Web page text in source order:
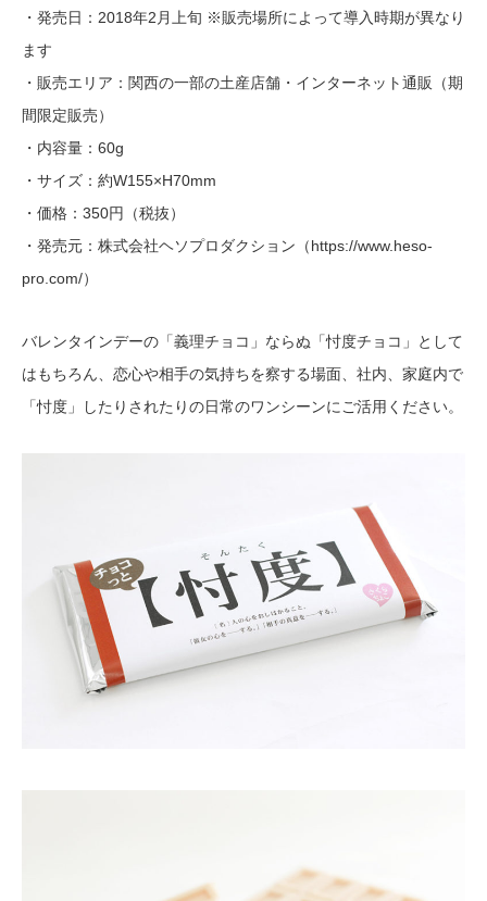
・発売日：2018年2月上旬 ※販売場所によって導入時期が異なり
ます
・販売エリア：関西の一部の土産店舗・インターネット通販（期
間限定販売）
・内容量：60g
・サイズ：約W155×H70mm
・価格：350円（税抜）
・発売元：株式会社ヘソプロダクション（https://www.heso-
pro.com/）
バレンタインデーの「義理チョコ」ならぬ「忖度チョコ」として
はもちろん、恋心や相手の気持ちを察する場面、社内、家庭内で
「忖度」したりされたりの日常のワンシーンにご活用ください。